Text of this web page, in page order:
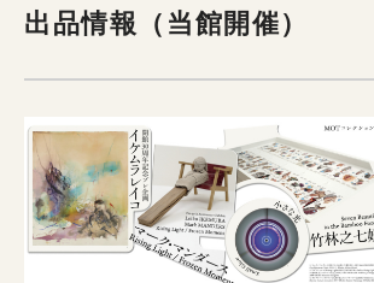
出品情報（当館開催）